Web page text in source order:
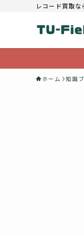
レコード買取
ホーム 知識